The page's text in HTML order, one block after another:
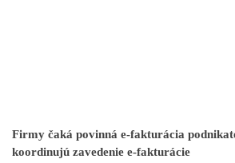
Firmy čaká povinná e-fakturácia
koordinujú zavedenie e-fakturácie